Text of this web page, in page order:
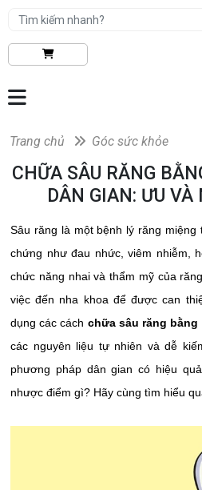
Trang chủ Góc sức khỏe
CHỮA SÂU RĂNG
DÂN GIAN: ƯU VÀ
Sâu răng là một bệnh lý răng
chứng như đau nhức, viêm nhiễm,
chức năng nhai và thẩm mỹ của
việc đến nha khoa để được can
dụng các cách chữa sâu răng
các nguyên liệu tự nhiên và dễ
phương pháp dân gian có hiệu
nhược điểm gì? Hãy cùng tìm hiểu